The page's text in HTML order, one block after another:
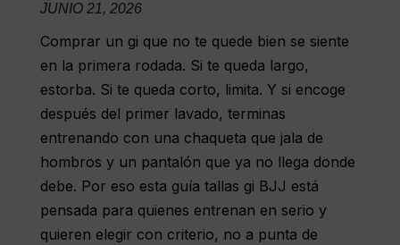
JUNIO 21, 2026
Comprar un gi que no te quede bien se siente
en la primera rodada. Si te queda largo,
estorba. Si te queda corto, limita. Y si encoge
después del primer lavado, terminas
entrenando con una chaqueta que jala de
hombros y un pantalón que ya no llega donde
debe. Por eso esta guía tallas gi BJJ está
pensada para quienes entrenan en serio y
quieren elegir con criterio, no a punta de